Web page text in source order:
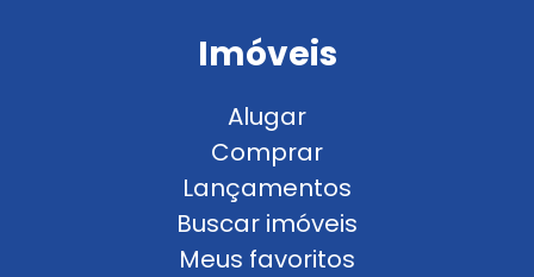
Imóveis
Alugar
Comprar
Lançamentos
Buscar imóveis
Meus favoritos